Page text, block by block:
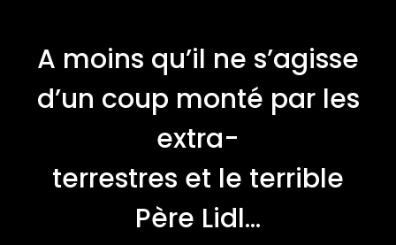
A moins qu’il ne s’agisse
d’un coup monté par les
extra-
terrestres et le terrible
Père Lidl...